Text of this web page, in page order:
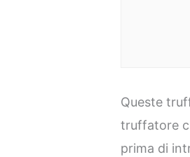
Queste
truffatore
prima di